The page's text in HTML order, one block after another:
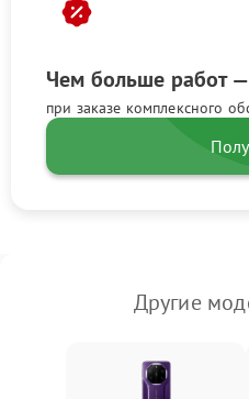
Чем больше работ
при заказе комплексного
Другие